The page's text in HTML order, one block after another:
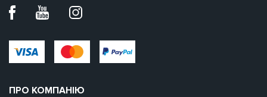
ПРО КОМПАНІЮ